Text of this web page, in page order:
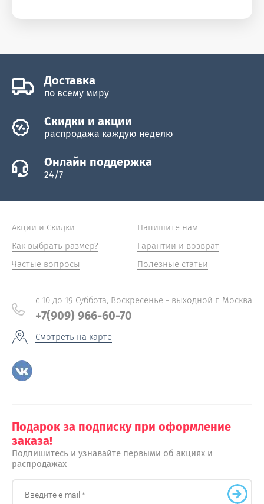
Доставка
по всему миру
Скидки и акции
распродажа каждую неделю
Онлайн поддержка
24/7
Акции и Скидки
Как выбрать размер?
Частые вопросы
Напишите нам
Гарантии и возврат
Полезные статьи
с 10 до 19 Суббота, Воскресенье - выходной г. Москва
+7(909) 966-60-70
Смотреть на карте
Подарок за подписку при оформление
заказа!
Подпишитесь и узнавайте первыми об акциях и
распродажах